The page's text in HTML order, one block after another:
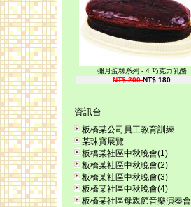
彌月蛋糕系列 - 4 巧克力乳酪
NT$ 200NT$ 180
資訊台
板橋某公司員工教育訓練
某珠寶展覽
板橋某社區中秋晚會(1)
板橋某社區中秋晚會(2)
板橋某社區中秋晚會(3)
板橋某社區中秋晚會(4)
板橋某社區母親節音樂演奏會